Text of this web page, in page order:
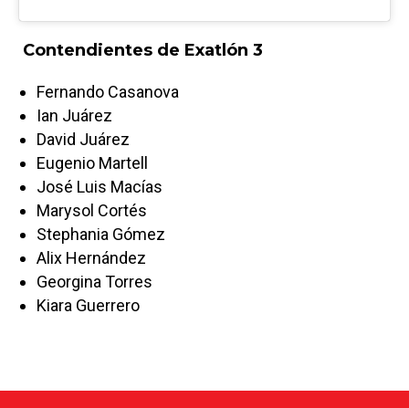
Contendientes de Exatlón 3
Fernando Casanova
Ian Juárez
David Juárez
Eugenio Martell
José Luis Macías
Marysol Cortés
Stephania Gómez
Alix Hernández
Georgina Torres
Kiara Guerrero